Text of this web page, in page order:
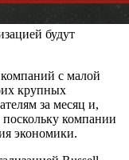
будут
с малой
крупных
за месяц и,
компании
экономики.